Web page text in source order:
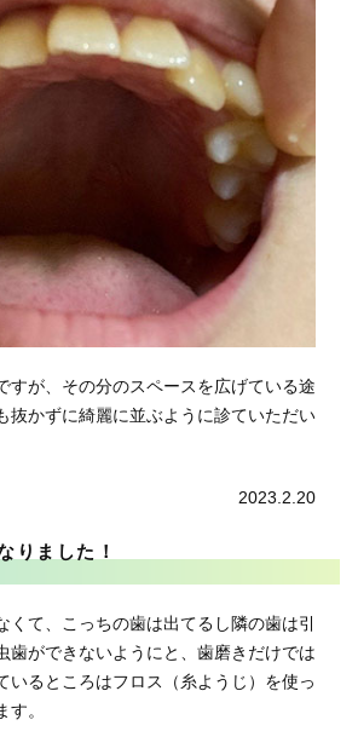
すが、その分のスペースを広げている途
抜かずに綺麗に並ぶように診ていただい
2023.2.20
りました！
くて、こっちの歯は出てるし隣の歯は引
歯ができないようにと、歯磨きだけでは
いるところはフロス（糸ようじ）を使っ
。